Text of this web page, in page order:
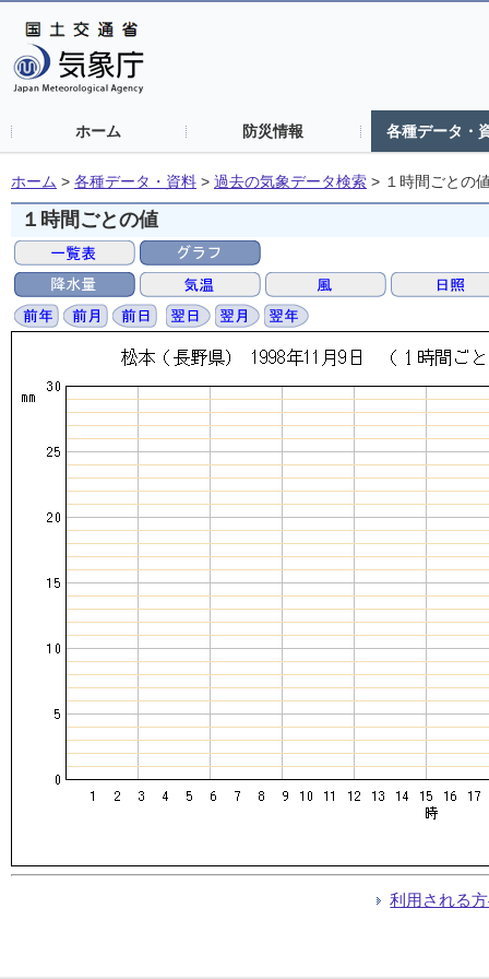
ホーム 防災情報 各種データ・
ホーム > 各種データ・資料 > 過去の気象データ検索 > １時間ごとの
１時間ごとの値
利用される